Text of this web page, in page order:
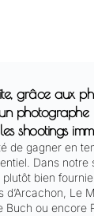
grâce aux
photographe
shootings
de gagner en
Dans notre
plutôt bien
Le
Buch ou encore